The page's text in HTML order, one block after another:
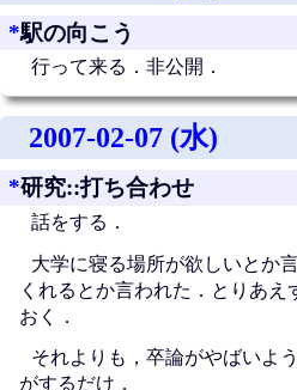
*駅の向こう
行って来る．非公開．
2007-02-07 (水)
*研究::打ち合わせ
話をする．
大学に寝る場所が欲しいとか
くれるとか言われた．とりあえ
おく．
それよりも，卒論がやばいよ
がするだけ．